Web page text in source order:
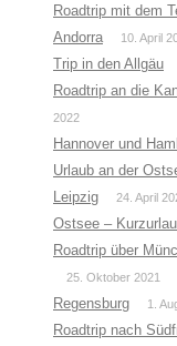
Roadtrip mit dem
Andorra
10. April
Trip in den Allgäu
Roadtrip an die
2022
Hannover und
Urlaub an der
Leipzig 24. April
Ostsee –
Roadtrip über
25. Oktober 2021
Regensburg 1.
Roadtrip nach